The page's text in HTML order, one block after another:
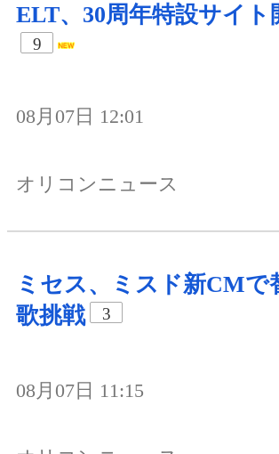
ELT、30周年特設サイト
9
08月07日 12:01
オリコンニュース
ミセス、ミスド新CMで
歌挑戦
3
08月07日 11:15